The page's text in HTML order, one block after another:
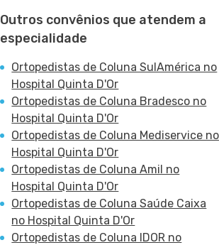
Outros convênios que atendem a
especialidade
Ortopedistas de Coluna SulAmérica no
Hospital Quinta D'Or
Ortopedistas de Coluna Bradesco no
Hospital Quinta D'Or
Ortopedistas de Coluna Mediservice no
Hospital Quinta D'Or
Ortopedistas de Coluna Amil no
Hospital Quinta D'Or
Ortopedistas de Coluna Saúde Caixa
no Hospital Quinta D'Or
Ortopedistas de Coluna IDOR no